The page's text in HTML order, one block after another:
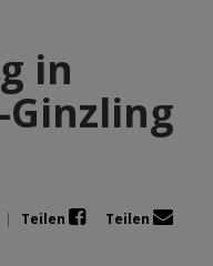
in
| Teilen
Teilen